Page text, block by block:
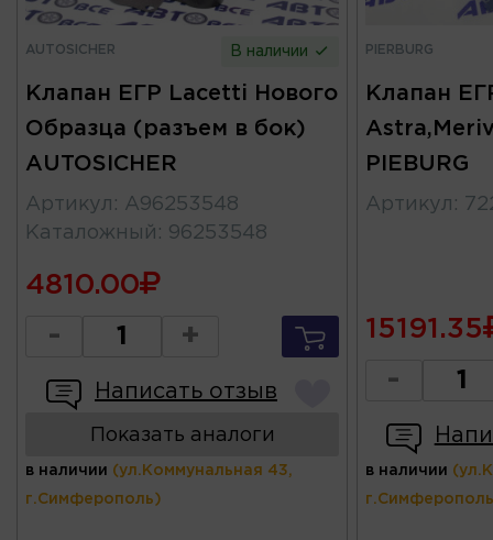
AUTOSICHER В наличии
Клапан ЕГР Lacetti Нового
Образца (разъем в бок)
AUTOSICHER
Артикул : A96253548
Каталожный : 96253548
4810.00
- +
Написать отзыв
Показать аналоги
в наличии (ул.Коммунальная 43,
г.Симферополь)
PIERBURG
Клапан
PIEBURG
Артикул :
15191.35
-
в наличии